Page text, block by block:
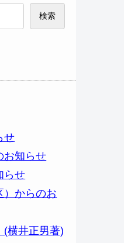
検索
せ
お知らせ
らせ
）からのお
(横井正男著)